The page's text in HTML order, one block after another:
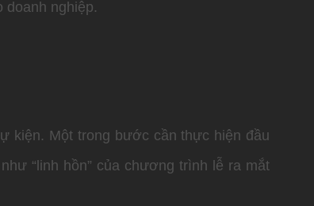
nghiệp.
kiện. Một trong bước cần thực hiện đầu
“linh hồn” của chương trình lễ ra mắt